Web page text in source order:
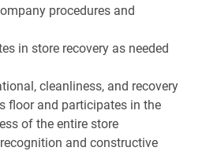
procedures and
in store recovery as needed
cleanliness, and recovery
floor and participates in the
of the entire store
and constructive